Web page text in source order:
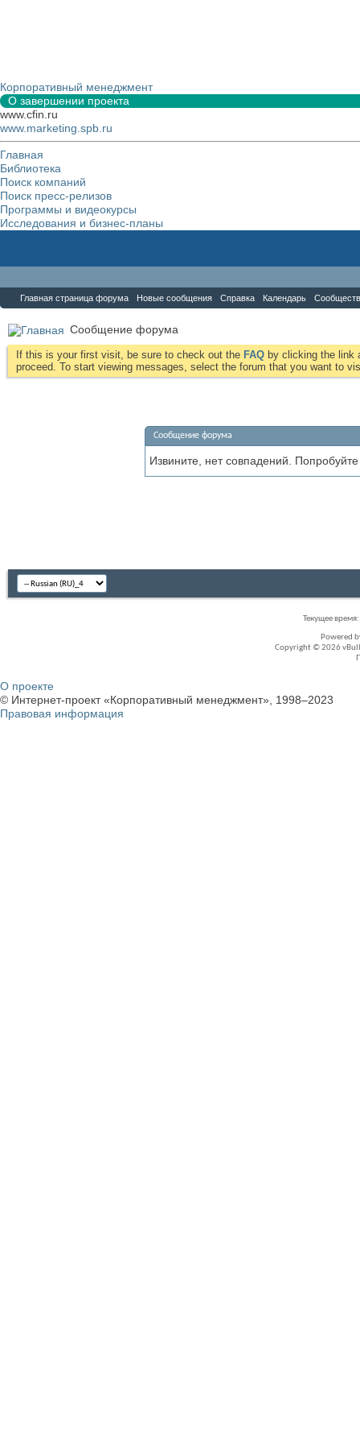
Корпоративный менеджмент
О завершении проекта
www.cfin.ru
www.marketing.spb.ru
Главная
Библиотека
Поиск компаний
Поиск пресс-релизов
Программы и видеокурсы
Исследования и бизнес-планы
Главная страница форума Новые сообщения Справка Календарь
Сообщение форума
If this is your first visit, be sure to check out the FAQ by clicking the link
proceed. To start viewing messages, select the forum that you want to
Сообщение форума
Извините, нет совпадений.
Текущее время:
Powered
Copyright © 2026
О проекте
© Интернет-проект «Корпоративный менеджмент», 1998–2023
Правовая информация